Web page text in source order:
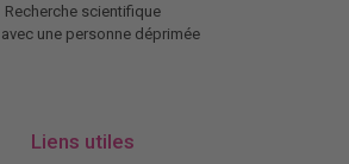
Recherche scientifique
une personne déprimée
Liens utiles